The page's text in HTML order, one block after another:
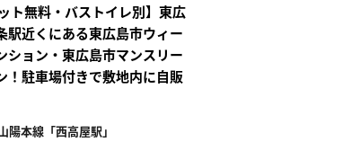
ト無料・バストイレ別】東広
近くにある東広島市ウィー
ション・東広島市マンスリー
！駐車場付きで敷地内に自販
陽本線「西高屋駅」